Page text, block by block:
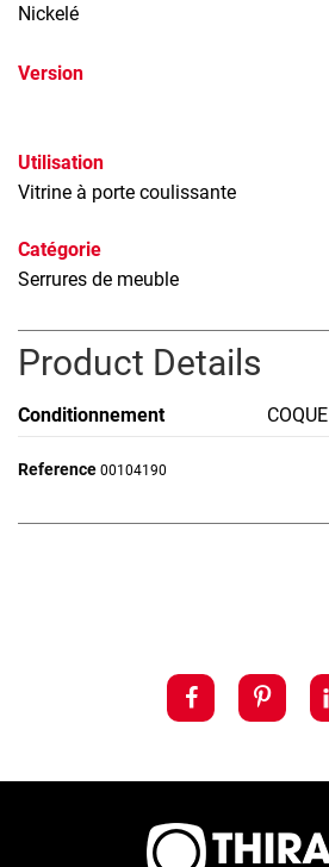
Nickelé
Version
Utilisation
Vitrine à porte coulissante
Catégorie
Serrures de meuble
Product Details
Conditionnement COQUE
Reference 00104190